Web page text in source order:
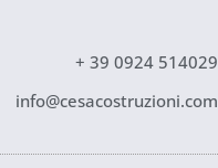
+ 39 0924 514029
info@cesacostruzioni.com